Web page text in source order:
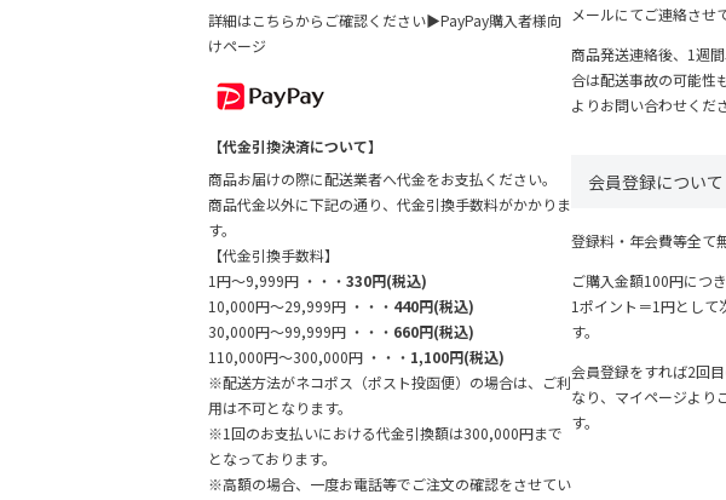
詳細はこちらからご確認ください▶PayPay購入者様向
けページ
【代金引換決済について】
商品お届けの際に配送業者へ代金をお支払ください。
商品代金以外に下記の通り、代金引換手数料がかかりま
す。
【代金引換手数料】
1円～9,999円 ・・・ 330円(税込)
10,000円～29,999円 ・・・ 440円(税込)
30,000円～99,999円 ・・・ 660円(税込)
110,000円～300,000円 ・・・ 1,100円(税込)
※配送方法がネコポス（ポスト投函便）の場合は、ご利
用は不可となります。
※1回のお支払いにおける代金引換額は300,000円まで
となっております。
※高額の場合、一度お電話等でご注文の確認をさせてい
メールにてご連絡させ
商品発送連絡後、1週
合は配送事故の可能性
よりお問い合わせくだ
会員登録について
登録料・年会費等全て
ご購入金額100円につ
1ポイント＝1円として
す。
会員登録をすれば2回
なり、マイページより
す。